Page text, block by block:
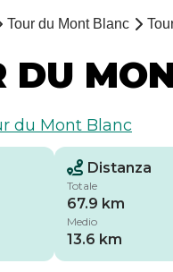
Tour du Mont Blanc
DU
du Mont Blanc
Distanza
Totale
67.9 km
Medio
13.6 km